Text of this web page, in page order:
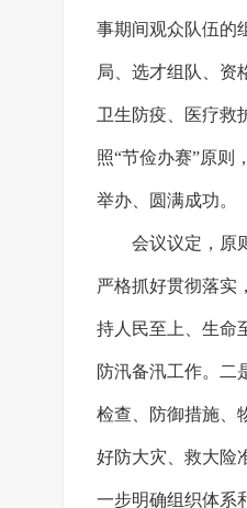
事期间观众队伍的
局、选才组队、资
卫生防疫、医疗救
照“节俭办赛”原则
举办、圆满成功。
会议议定，原
严格抓好贯彻落实
持人民至上、生命
防汛备汛工作。二
检查、防御措施、
好防大灾、救大险
一步明确组织体系